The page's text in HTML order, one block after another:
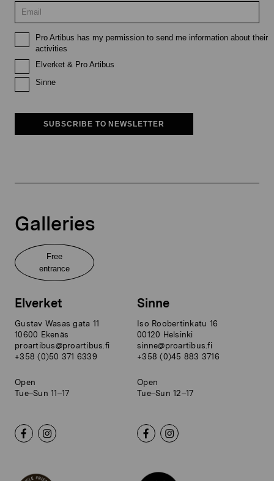
Pro Artibus has my permission to send me information about their
activities
Elverket & Pro Artibus
Sinne
SUBSCRIBE TO NEWSLETTER
Galleries
Free
entrance
Elverket
Gustav Wasas gata 11
10600 Ekenäs
proartibus@proartibus.fi
+358 (0)50 371 6339
Open
Tue–Sun 11–17
Sinne
Iso Roobertinkatu 16
00120 Helsinki
sinne@proartibus.fi
+358 (0)45 883 3716
Open
Tue–Sun 12–17